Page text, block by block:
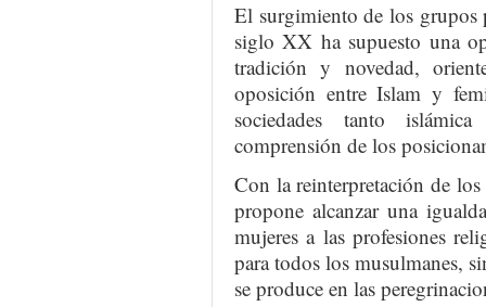
El surgimiento de los
siglo XX ha supuesto una
tradición y novedad,
oposición entre Islam y
sociedades tanto
comprensión de los
Con la reinterpretación de
propone alcanzar una
mujeres a las profesiones
para todos los musulmanes,
se produce en las